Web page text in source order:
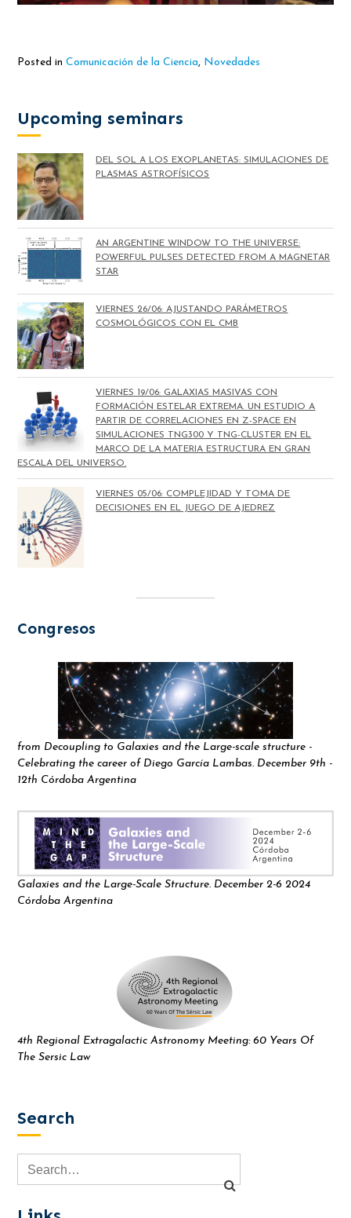
Posted inComunicación de la Ciencia, Novedades
Upcoming seminars
DEL SOL A LOS EXOPLANETAS: SIMULACIONES DE
PLASMAS ASTROFÍSICOS
AN ARGENTINE WINDOW TO THE UNIVERSE:
POWERFUL PULSES DETECTED FROM A MAGNETAR
STAR
VIERNES 26/06: AJUSTANDO PARÁMETROS
COSMOLÓGICOS CON EL CMB
VIERNES 19/06: GALAXIAS MASIVAS CON
FORMACIÓN ESTELAR EXTREMA. UN ESTUDIO A
PARTIR DE CORRELACIONES EN Z-SPACE EN
SIMULACIONES TNG300 Y TNG-CLUSTER EN EL
MARCO DE LA MATERIA ESTRUCTURA EN GRAN
ESCALA DEL UNIVERSO.
VIERNES 05/06: COMPLEJIDAD Y TOMA DE
DECISIONES EN EL JUEGO DE AJEDREZ
Congresos
from Decoupling to Galaxies and the Large-scale structure -
Celebrating the career of Diego García Lambas. December 9th -
12th Córdoba Argentina
Galaxies and the Large-Scale Structure. December 2-6 2024
Córdoba Argentina
4th Regional Extragalactic Astronomy Meeting: 60 Years Of
The Sersic Law
Search